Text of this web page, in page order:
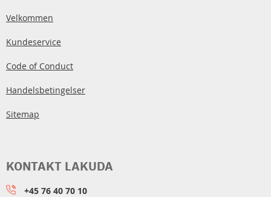
Velkommen
Kundeservice
Code of Conduct
Handelsbetingelser
Sitemap
KONTAKT LAKUDA
+45 76 40 70 10